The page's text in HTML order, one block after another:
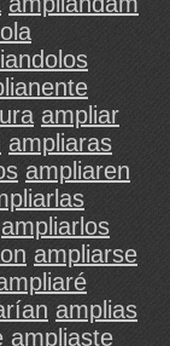
ampliar
ampliaras
ampliaren
ampliarlos
ampliarse
amplias
ampliaste